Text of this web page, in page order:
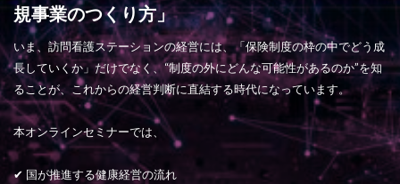
規事業のつくり方」
いま、訪問看護ステーションの経営には、「保険制度の枠の中でどう成
長していくか」だけでなく、“制度の外にどんな可能性があるのか”を知
ることが、これからの経営判断に直結する時代になっています。
本オンラインセミナーでは、
✔ 国が推進する健康経営の流れ